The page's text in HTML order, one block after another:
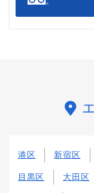
港区 新宿区
目黒区 大田区